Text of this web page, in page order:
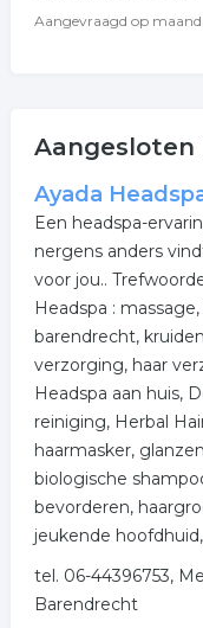
Aangevraagd op
Aangesloten
Ayada
Een headspa-
nergens anders
voor jou..
Headspa :
barendrecht,
verzorging, haar
Headspa aan huis,
reiniging, Herbal
haarmasker,
biologische
bevorderen,
jeukende
tel. 06-44396753,
Barendrecht